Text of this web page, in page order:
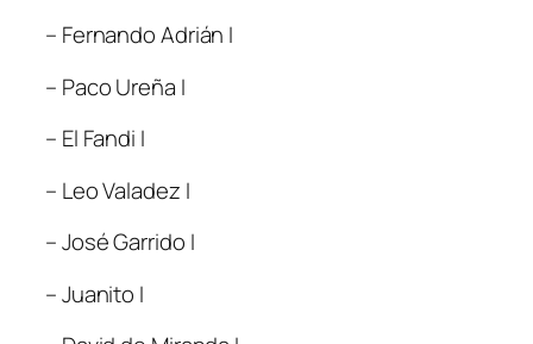
– Fernando Adrián I
– Paco Ureña I
– El Fandi I
– Leo Valadez I
– José Garrido I
– Juanito I